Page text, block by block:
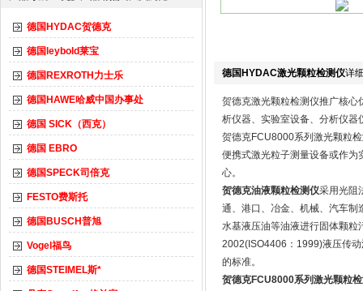
德国HYDAC贺德克
德国leybold莱宝
德国REXROTH力士乐
德国HAWE哈威中国办事处
德国 SICK（西克）
德国 EBRO
德国SPECK司倍克
FESTO费斯托
德国BUSCH普旭
Vogel福鸟
德国STEIMEL斯*
德国HYDAC激光颗粒检测仪详
贺德克激光颗粒检测仪推广核心
析仪器、实验室设备、分析仪器
贺德克FCU8000系列激光颗粒
便携式激光粒子测量设备或作
心。
贺德克油液颗粒检测仪采用光阻
通、港口、冶金、机械、汽车
水基液压油等油液进行固体颗
2002(ISO4406：1999)液压传
的标准。
贺德克FCU8000系列激光颗粒